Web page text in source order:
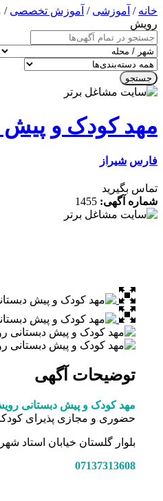
/آموزشی/آموزش تخصصی/ مهد
کودک و پیش
شیراز
بگیرید
آگهی:1455
توضیحات آگهی
مهد کودک و پیش دبستانی رویش در
حضوری و مجازی پذیرای کودکان
بلوار گلستان خیابان استاد شهریار کوچه 8
07137313608